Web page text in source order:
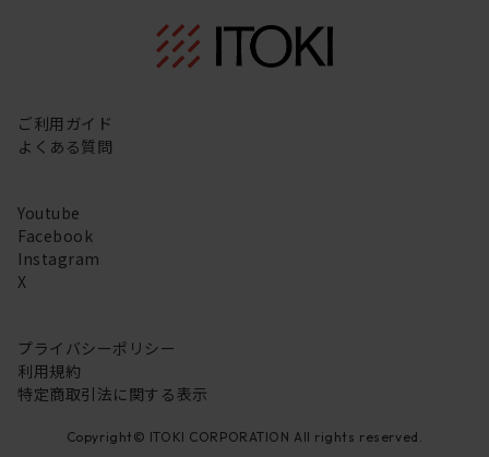
ご利用ガイド
よくある質問
Youtube
Facebook
Instagram
X
プライバシーポリシー
利用規約
特定商取引法に関する表示
Copyright© ITOKI CORPORATION All rights reserved.